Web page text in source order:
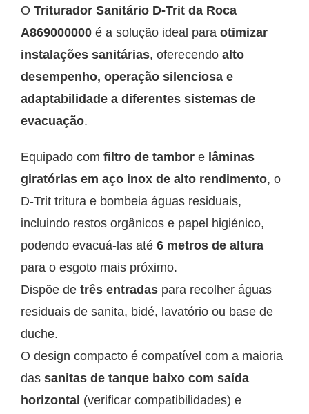
O Triturador Sanitário D-Trit da Roca
A869000000 é a solução ideal para otimizar
instalações sanitárias, oferecendo alto
desempenho, operação silenciosa e
adaptabilidade a diferentes sistemas de
evacuação.
Equipado com filtro de tambor e lâminas
giratórias em aço inox de alto rendimento, o
D-Trit tritura e bombeia águas residuais,
incluindo restos orgânicos e papel higiénico,
podendo evacuá-las até 6 metros de altura
para o esgoto mais próximo.
Dispõe de três entradas para recolher águas
residuais de sanita, bidé, lavatório ou base de
duche.
O design compacto é compatível com a maioria
das sanitas de tanque baixo com saída
horizontal (verificar compatibilidades) e